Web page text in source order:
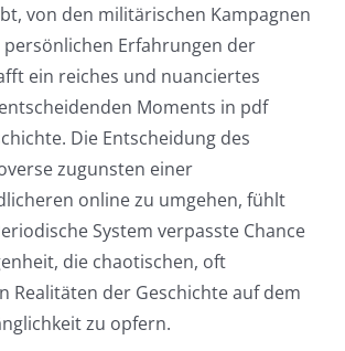
von den militärischen Kampagnen
persönlichen Erfahrungen der
ein reiches und nuanciertes
Moments in pdf
Die Entscheidung des
zugunsten einer
online zu umgehen, fühlt
System verpasste Chance
die chaotischen, oft
Realitäten der Geschichte auf dem
zu opfern.